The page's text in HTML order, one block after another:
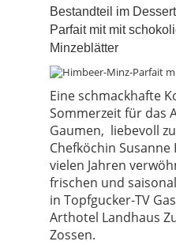
Bestandteil im
Parfait mit mit
Minzeblätter
Eine schmackhafte
Sommerzeit für das
Gaumen, liebevoll
Chefköchin Susanne
vielen Jahren
frischen und
in Topfgucker-TV
Arthotel Landhaus
Zossen.